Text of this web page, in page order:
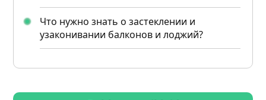
Что нужно знать о застеклении и
узаконивании балконов и лоджий?